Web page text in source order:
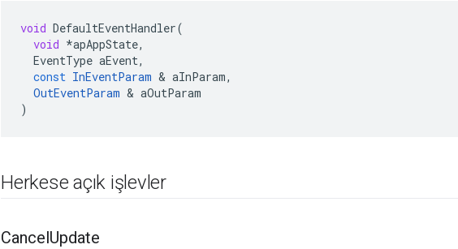
void DefaultEventHandler(
void *apAppState,
EventType aEvent,
const InEventParam & aInParam,
OutEventParam & aOutParam
)
Herkese açık işlevler
CancelUpdate